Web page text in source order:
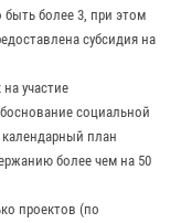
более 3, при этом
субсидия на
участие
социальной
календарный план
более чем на 50
проектов (по